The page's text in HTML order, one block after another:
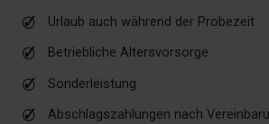
Urlaub auch während der Probezeit
Betriebliche Altersvorsorge
Sonderleistung
Abschlagszahlungen nach